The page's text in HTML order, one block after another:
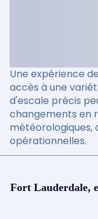
Une expérience
accès à une
d'escale précis
changements en
météorologiques,
opérationnelles.
Fort Lauderdale,